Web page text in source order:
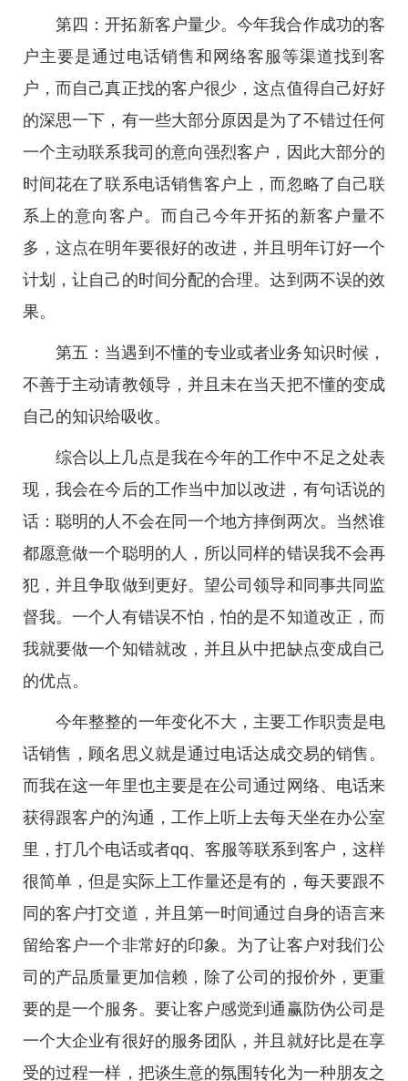
第四：开拓新客户量少。今年我合作成功的客
户主要是通过电话销售和网络客服等渠道找到客
户，而自己真正找的客户很少，这点值得自己好好
的深思一下，有一些大部分原因是为了不错过任何
一个主动联系我司的意向强烈客户，因此大部分的
时间花在了联系电话销售客户上，而忽略了自己联
系上的意向客户。而自己今年开拓的新客户量不
多，这点在明年要很好的改进，并且明年订好一个
计划，让自己的时间分配的合理。达到两不误的效
果。
第五：当遇到不懂的专业或者业务知识时候，
不善于主动请教领导，并且未在当天把不懂的变成
自己的知识给吸收。
综合以上几点是我在今年的工作中不足之处表
现，我会在今后的工作当中加以改进，有句话说的
话：聪明的人不会在同一个地方摔倒两次。当然谁
都愿意做一个聪明的人，所以同样的错误我不会再
犯，并且争取做到更好。望公司领导和同事共同监
督我。一个人有错误不怕，怕的是不知道改正，而
我就要做一个知错就改，并且从中把缺点变成自己
的优点。
今年整整的一年变化不大，主要工作职责是电
话销售，顾名思义就是通过电话达成交易的销售。
而我在这一年里也主要是在公司通过网络、电话来
获得跟客户的沟通，工作上听上去每天坐在办公室
里，打几个电话或者qq、客服等联系到客户，这样
很简单，但是实际上工作量还是有的，每天要跟不
同的客户打交道，并且第一时间通过自身的语言来
留给客户一个非常好的印象。为了让客户对我们公
司的产品质量更加信赖，除了公司的报价外，更重
要的是一个服务。要让客户感觉到通赢防伪公司是
一个大企业有很好的服务团队，并且就好比是在享
受的过程一样，把谈生意的氛围转化为一种朋友之